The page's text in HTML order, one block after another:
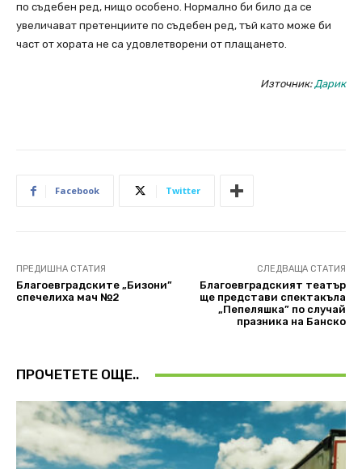
по съдебен ред, нищо особено. Нормално би било да се
увеличават претенциите по съдебен ред, тъй като може би
част от хората не са удовлетворени от плащането.
Източник:Дарик
Facebook Twitter
ПРЕДИШНА СТАТИЯ
Благоевградските „Бизони”
спечелиха мач №2
СЛЕДВАЩА СТАТИЯ
Благоевградският театър
ще представи спектакъла
„Пепеляшка” по случай
празника на Банско
ПРОЧЕТЕТЕ ОЩЕ..